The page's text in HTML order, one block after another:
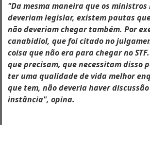
"Da mesma maneira que os
deveriam legislar, existem pautas
não deveriam chegar também. Por
canabidiol, que foi citado no
coisa que não era para chegar no
que precisam, que necessitam disso
ter uma qualidade de vida melhor
que tem, não deveria haver
instância", opina.